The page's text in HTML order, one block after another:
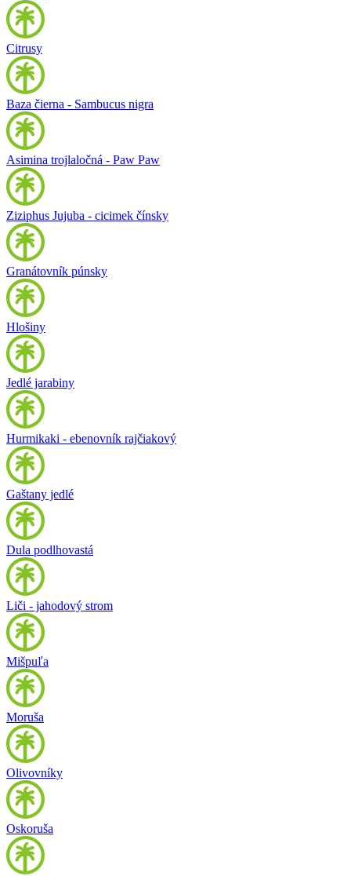
Citrusy
Baza čierna - Sambucus nigra
Asimina trojlaločná - Paw Paw
Ziziphus Jujuba - cicimek čínsky
Granátovník púnsky
Hlošiny
Jedlé jarabiny
Hurmikaki - ebenovník rajčiakový
Gaštany jedlé
Dula podlhovastá
Liči - jahodový strom
Mišpuľa
Moruša
Olivovníky
Oskoruša